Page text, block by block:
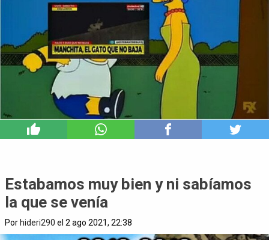
Estabamos muy bien y ni sabíamos
la que se venía
Porhideri290 el 2 ago 2021, 22:38